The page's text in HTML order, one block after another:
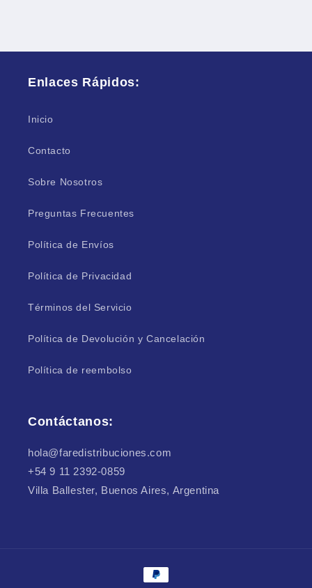
Enlaces Rápidos:
Inicio
Contacto
Sobre Nosotros
Preguntas Frecuentes
Política de Envíos
Política de Privacidad
Términos del Servicio
Política de Devolución y Cancelación
Política de reembolso
Contáctanos:
hola@faredistribuciones.com
+54 9 11 2392-0859
Villa Ballester, Buenos Aires, Argentina
Formas